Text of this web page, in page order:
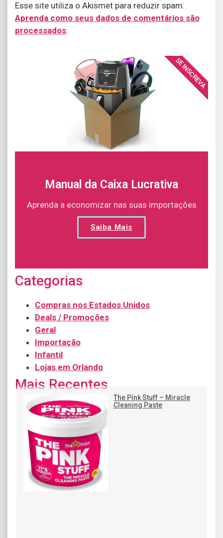
Esse site utiliza o Akismet para reduzir spam.
Aprenda como seus dados de comentários são
processados.
Manual da Caixa Lucrativa
Aprenda a economizar nas suas importações
Saiba Mais
SE INSCREVA
Categorias
Compras nos Estados Unidos
Deals / Promoções
Geral
Importação
Infantil
Lojas em Orlando
Mais Recentes
The Pink Stuff – Miracle
Cleaning Paste